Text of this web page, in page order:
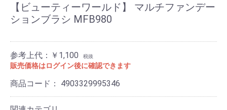
【ビューティーワールド】 マルチファンデー
ションブラシ MFB980
参考上代：￥1,100 税抜
販売価格はログイン後に確認できます
商品コード： 4903329995346